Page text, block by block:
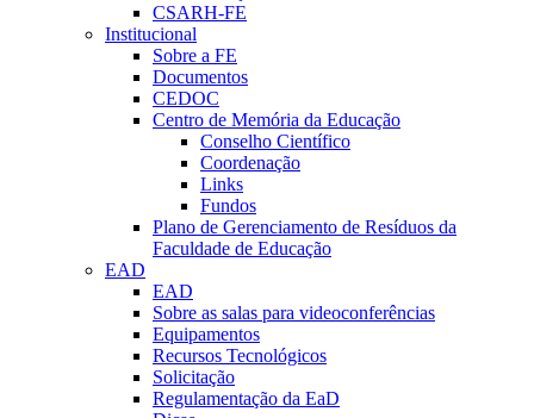
CSARH-FE
Institucional
Sobre a FE
Documentos
CEDOC
Centro de Memória da Educação
Conselho Científico
Coordenação
Links
Fundos
Plano de Gerenciamento de Resíduos da
Faculdade de Educação
EAD
EAD
Sobre as salas para videoconferências
Equipamentos
Recursos Tecnológicos
Solicitação
Regulamentação da EaD